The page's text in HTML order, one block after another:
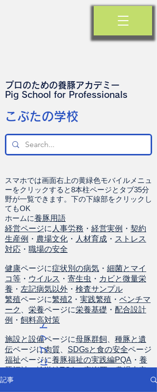
プロのための養豚アカデミー
​Pig School for Professionals
​こぶたの学校
スマホでは画面右上の黄緑色モバイルメニュ
ーをクリックすると8本柱ページとタブ35分
野が一覧できます。下の下線部をクリックし
てもOK
ホームに養豚用語
経営ページに 人事労務 ・ 経営実例 ・ 契約
生産例 ・ 農場文化 ・ 人材育成 ・ ストレス
対応 ・ 職場の安全
健康ページに症状別の病気 ・ 細菌とマイ
コ等 ・ ウイルス ・ 寄生虫 ・ カビと微量栄
養 ・ 左記病気以外 ・ 検査サンプル
繁殖ページに繁殖2 ・ 実践繁殖 ・ ベンチマ
ーク
栄養ページに栄養基礎 ・ 配合設計
例 ・ 飼料高対策
施設と設備ページに母豚群飼
種豚と遺
伝ページに肉質 SDGsと食の安全ページ
福祉ページに養豚福祉の実践編PQA ・ 養
豚福祉の輸送編TQA・安楽死・農場査定
ト
ッ
プ
に
記事